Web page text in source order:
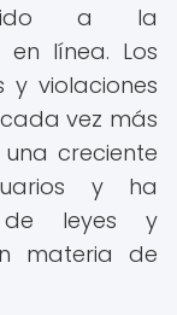
a la
línea. Los
violaciones
vez más
creciente
y ha
de leyes y
materia de